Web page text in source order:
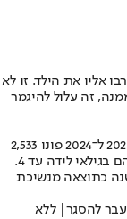
אליו את הילד. זו לא
זה עלול להיגמר
לפי נתוני ארגון בטרם לבטיחות ילדים, בין השנים 2020 ל־2024 פונו 2,533
ילדים לחדרי מיון בעקבות נשיכות כלבים – 18% מהם בגילאי לידה עד 4.
כתוצאה מנשיכת
להסגר| ללא